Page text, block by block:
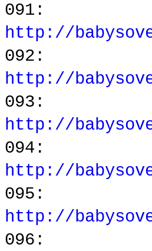
091:
http://
092:
http://
093:
http://
094:
http://
095:
http://
096: